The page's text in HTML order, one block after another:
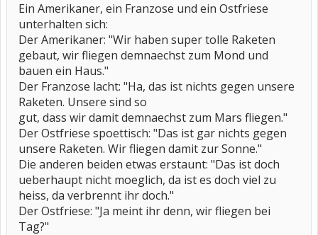
Ein Amerikaner, ein Franzose und ein Ostfriese
unterhalten sich:
Der Amerikaner: "Wir haben super tolle Raketen
gebaut, wir fliegen demnaechst zum Mond und
bauen ein Haus."
Der Franzose lacht: "Ha, das ist nichts gegen unsere
Raketen. Unsere sind so
gut, dass wir damit demnaechst zum Mars fliegen."
Der Ostfriese spoettisch: "Das ist gar nichts gegen
unsere Raketen. Wir fliegen damit zur Sonne."
Die anderen beiden etwas erstaunt: "Das ist doch
ueberhaupt nicht moeglich, da ist es doch viel zu
heiss, da verbrennt ihr doch."
Der Ostfriese: "Ja meint ihr denn, wir fliegen bei
Tag?"